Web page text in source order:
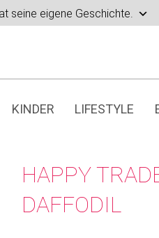
seine eigene Geschichte.
KINDER LIFESTYLE
HAPPY
DAFFODIL